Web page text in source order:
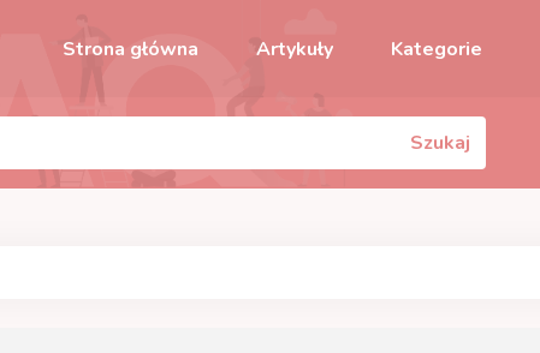
Strona główna Artykuły Kategorie
Szukaj